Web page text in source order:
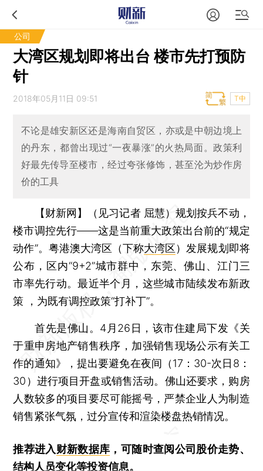
公司
大湾区规划即将出台 楼市先打预防
针
2018年05月11日 09:51 T中
不论是雄安新区还是海南自贸区，亦或是中朝边境上
的丹东，都曾出现过“一夜暴涨”的火热局面。政策利
好最先传导至楼市，经过夸张修饰，甚至沦为炒作房
价的工具
【财新网】（见习记者 屈慧）规划按兵不动，
楼市调控先行——这是当前重大政策出台前的“规定
动作”。粤港澳大湾区（下称大湾区）发展规划即将
公布，区内“9+2”城市群中，东莞、佛山、江门三
市率先行动。最近半个月，这些城市陆续发布新政
策 ，为既有调控政策“打补丁”。
首先是佛山。4月26日，该市住建局下发《关
于重申房地产销售秩序，加强销售现场公示有关工
作的通知》，提出要避免在夜间（17：30-次日8：
30）进行项目开盘或销售活动。佛山还要求，购房
人数较多的项目要尽可能摇号，严禁企业人为制造
销售紧张气氛，过分宣传和渲染楼盘热销情况。
推荐进入财新数据库 ，可随时查阅公司股价走势、
结构人员变化等投资信息。